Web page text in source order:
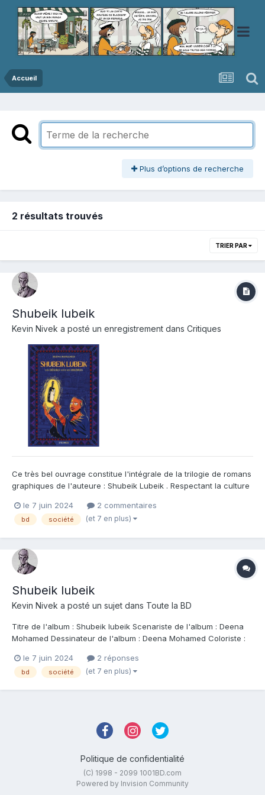
Accueil
Plus d’options de recherche
2 résultats trouvés
TRIER PAR
Shubeik lubeik
Kevin Nivek a posté un enregistrement dans Critiques
Ce très bel ouvrage constitue l'intégrale de la trilogie de romans
graphiques de l'auteure : Shubeik Lubeik . Respectant la culture
mangas . 3 destins entrecoupés dans une Egypte
contemporaine (ou presque 😉 ) constituent les 3 partie...
le 7 juin 2024 2 commentaires
bd société (et 7 en plus)
Shubeik lubeik
Kevin Nivek a posté un sujet dans Toute la BD
Titre de l'album : Shubeik lubeik Scenariste de l'album : Deena
Mohamed Dessinateur de l'album : Deena Mohamed Coloriste :
l'album : En sélection Eisner Awards 2024. Dans les contes
arabes, Shubeik Lubeik est la...
le 7 juin 2024 2 réponses
bd société (et 7 en plus)
Politique de confidentialité
(C) 1998 - 2099 1001BD.com
Powered by Invision Community